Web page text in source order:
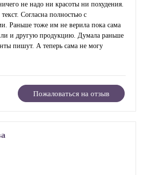
не надо ни красоты ни похудения.
Согласна полностью с
Раньше тоже им не верила пока сама
и другую продукцию. Думала раньше
пишут. А теперь сама не могу
Пожаловаться на отзыв